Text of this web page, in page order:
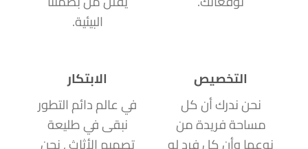
البيئية.
التخصيص
نحن ندرك أن كل
مساحة فريدة من
الابتكار
في عالم دائم التطور
نبقى في طليعة